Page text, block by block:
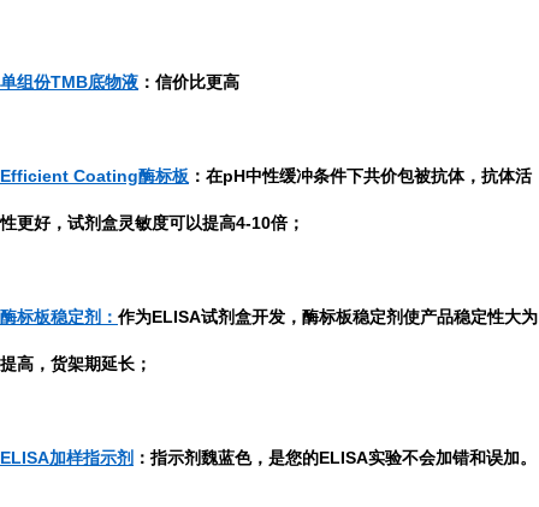
单组份TMB底物液 ：信价比更高
Efficient Coating酶标板 ：在pH中性缓冲条件下共价包被抗体，抗体活
性更好，试剂盒灵敏度可以提高4-10倍；
酶标板稳定剂： 作为ELISA试剂盒开发，酶标板稳定剂使产品稳定性大为
提高，货架期延长；
ELISA加样指示剂 ：指示剂魏蓝色，是您的ELISA实验不会加错和误加。